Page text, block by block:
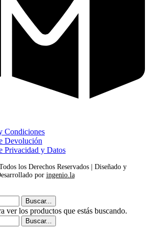
Condiciones
Devolución
Privacidad y Datos
los Derechos Reservados | Diseñado y
por ingenio.la
Buscar...
ver los productos que estás buscando.
Buscar...